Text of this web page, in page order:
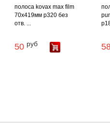
полоса kovax max film
70х419мм p320 без
отв. ...
50 руб